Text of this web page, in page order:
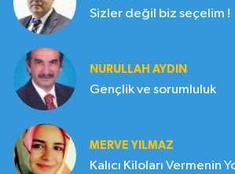
Sizler değil biz seçelim !
NURULLAH AYDIN
Gençlik ve sorumluluk
MERVE YILMAZ
Kalıcı Kiloları Vermenin